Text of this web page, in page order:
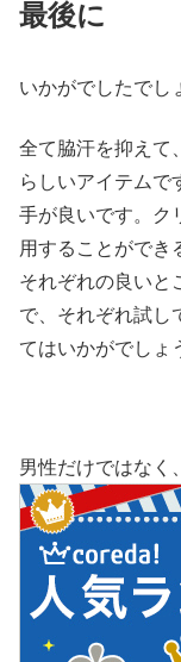
最後に
いかがでしたでし
全て脇汗を抑えて
らしいアイテムで
手が良いです。ク
用することができ
それぞれの良いと
で、それぞれ試し
てはいかがでしょ
男性だけではなく